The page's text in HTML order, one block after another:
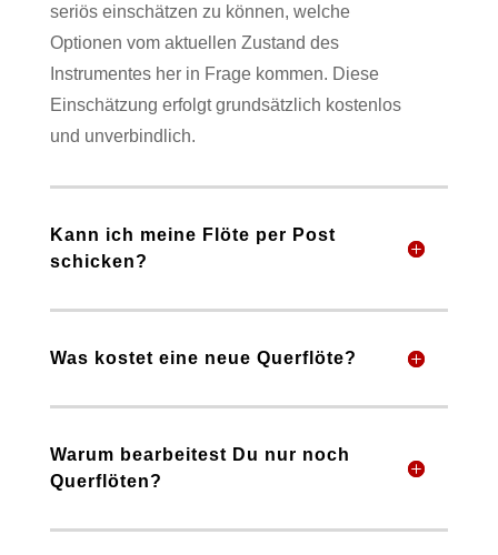
seriös einschätzen zu können, welche
Optionen vom aktuellen Zustand des
Instrumentes her in Frage kommen. Diese
Einschätzung erfolgt grundsätzlich kostenlos
und unverbindlich.
Kann ich meine Flöte per Post
schicken?
Was kostet eine neue Querflöte?
Warum bearbeitest Du nur noch
Querflöten?